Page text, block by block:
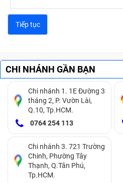
CHI NHÁNH GẦN BẠN
Chi nhánh 1. 1E Đường 3
tháng 2, P. Vườn Lài,
Q.10, Tp.HCM.
0764 254 113
Chi nhánh 3. 721 Trường
Chinh, Phường Tây
Thạnh, Q.Tân Phú,
Tp.HCM.